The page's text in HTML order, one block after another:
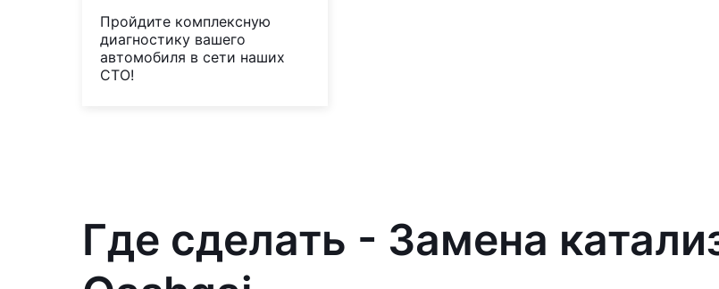
Пройдите комплексную
диагностику вашего
автомобиля в сети наших
СТО!
Где сделать - Замена